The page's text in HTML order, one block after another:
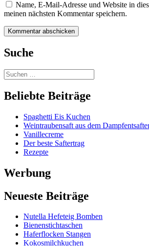
Name, E-Mail-Adresse und Website in
meinen nächsten Kommentar speichern.
Suche
Beliebte Beiträge
Spaghetti Eis Kuchen
Weintraubensaft aus dem
Vanillecreme
Der beste Saftertrag
Rezepte
Werbung
Neueste Beiträge
Nutella Hefeteig Bomben
Bienenstichtaschen
Haferflocken Stangen
Kokosmilchkuchen